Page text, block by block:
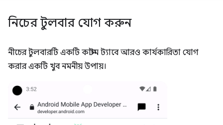
নিচের টুলবার যোগ করুন
নীচের টুলবারটি একটি কাস্টম ট্যাবে আরও কার্যকারিতা যোগ
করার একটি খুব নমনীয় উপায়।